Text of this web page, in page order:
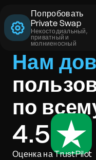
Попробовать
Private Swap
Некостодиальный,
приватный и
молниеносный
Нам
по
4.5
Оценка на TrustPilot